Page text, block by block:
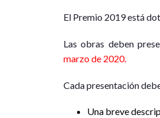
El Premio 2019 está
Las obras deben
marzo de 2020.
Cada presentación
Una breve